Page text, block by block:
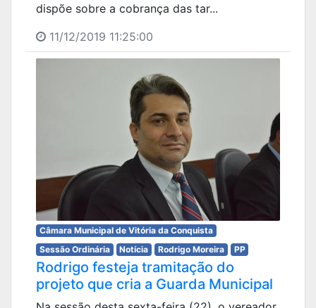
dispõe sobre a cobrança das tar...
11/12/2019 11:25:00
Câmara Municipal de Vitória da Conquista
Sessão Ordinária
Notícia Rodrigo Moreira PP
Rodrigo festeja tramitação do
projeto que cria a Guarda Municipal